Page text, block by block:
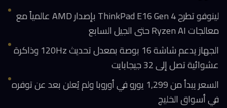
لينوفو تطرح ThinkPad E16 Gen 4 بإصدار AMD عالمياً مع
معالجات Ryzen AI حتى الجيل السابع
الجهاز يدعم شاشة 16 بوصة بمعدل تحديث 120Hz وذاكرة
عشوائية تصل إلى 32 جيجابايت
السعر يبدأ من 1,299 يورو في أوروبا ولم يُعلن بعد عن توفره
في أسواق الخليج